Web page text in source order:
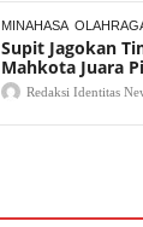
MINAHASA
Supit Jagokan
Mahkota Juara
Redaksi Identitas